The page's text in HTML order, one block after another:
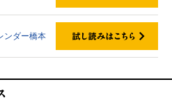
ンダー橋本